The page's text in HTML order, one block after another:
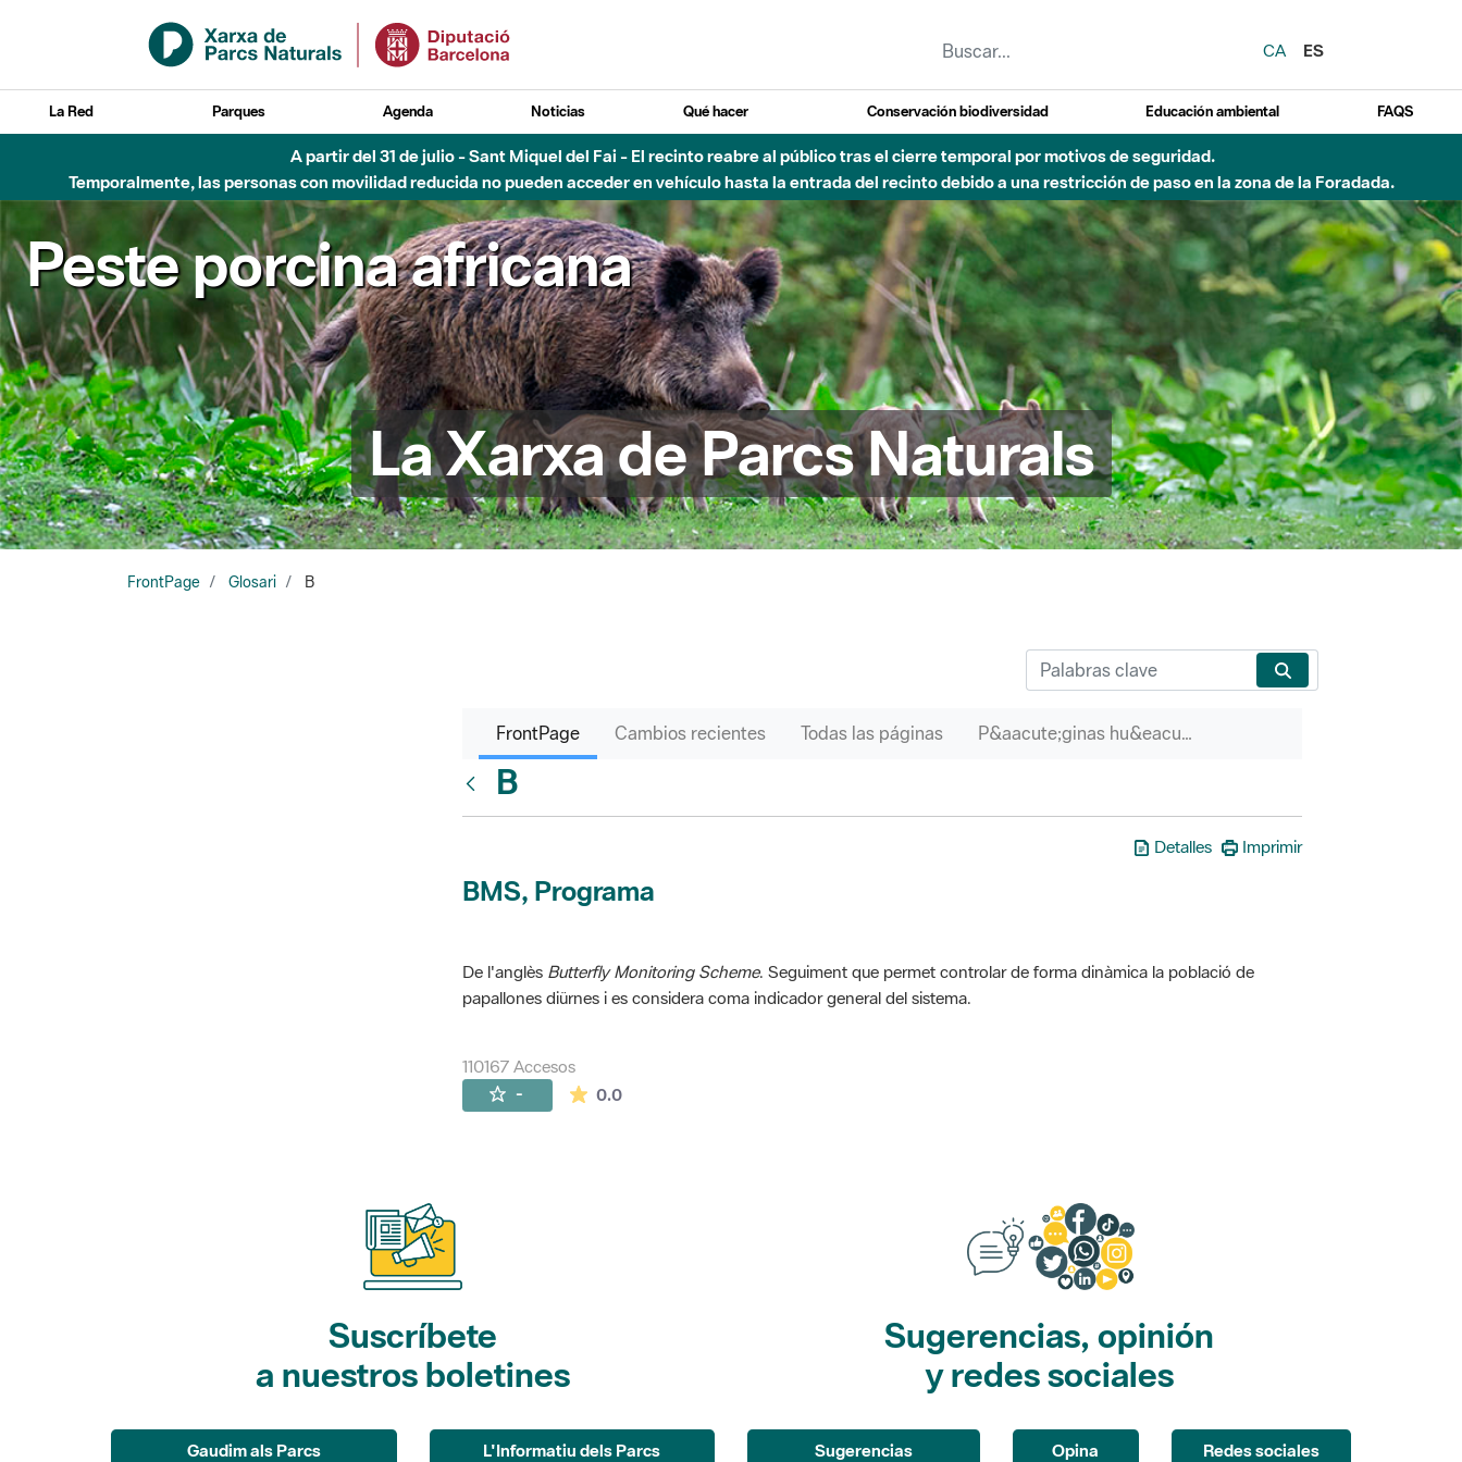
Saltar al contenido principal
CA
ES
La Red Parques Agenda Noticias Qué hacer Conservación biodiversidad Educación ambiental FAQS
A partir del 31 de julio - Sant Miquel del Fai - El recinto reabre al público tras el cierre temporal por motivos de seguridad.
Temporalmente, las personas con movilidad reducida no pueden acceder en vehículo hasta la entrada del recinto debido a una restricción de paso en la zona de la Foradada.
Peste porcina africana
La Xarxa de Parcs Naturals
FrontPage Glosari B
FrontPage Cambios recientes Todas las páginas P&aacute;ginas hu&eacute;rfanas
B
Detalles Imprimir
BMS, Programa
De l'anglès Butterfly Monitoring Scheme. Seguiment que permet controlar de forma dinàmica la població de
papallones diürnes i es considera coma indicador general del sistema.
110167 Accesos
- 0.0La valoración media es de 0 estrellas de 5.
Suscríbete
a nuestros boletines
Gaudim als Parcs L'Informatiu dels Parcs
Sugerencias, opinión
y redes sociales
Sugerencias Opina Redes sociales